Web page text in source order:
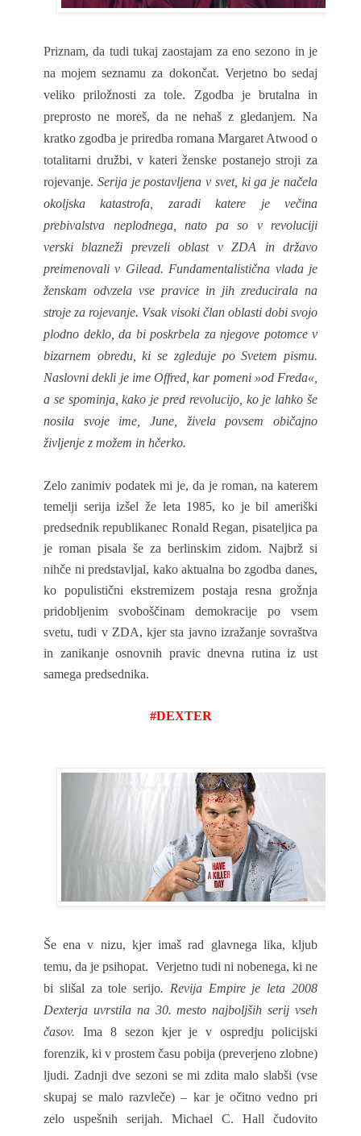
Priznam, da tudi tukaj zaostajam za eno sezono in je
na mojem seznamu za dokončat. Verjetno bo sedaj
veliko priložnosti za tole. Zgodba je brutalna in
preprosto ne moreš, da ne nehaš z gledanjem. Na
kratko zgodba je priredba romana Margaret Atwood o
totalitarni družbi, v kateri ženske postanejo stroji za
rojevanje. Serija je postavljena v svet, ki ga je načela
okoljska katastrofa, zaradi katere je večina
prebivalstva neplodnega, nato pa so v revoluciji
verski blazneži prevzeli oblast v ZDA in državo
preimenovali v Gilead. Fundamentalistična vlada je
ženskam odvzela vse pravice in jih zreducirala na
stroje za rojevanje. Vsak visoki član oblasti dobi svojo
plodno deklo, da bi poskrbela za njegove potomce v
bizarnem obredu, ki se zgleduje po Svetem pismu.
Naslovni dekli je ime Offred, kar pomeni »od Freda«,
a se spominja, kako je pred revolucijo, ko je lahko še
nosila svoje ime, June, živela povsem običajno
življenje z možem in hčerko.
Zelo zanimiv podatek mi je, da je roman, na katerem
temelji serija izšel že leta 1985, ko je bil ameriški
predsednik republikanec Ronald Regan, pisateljica pa
je roman pisala še za berlinskim zidom. Najbrž si
nihče ni predstavljal, kako aktualna bo zgodba danes,
ko populistični ekstremizem postaja resna grožnja
pridobljenim svoboščinam demokracije po vsem
svetu, tudi v ZDA, kjer sta javno izražanje sovraštva
in zanikanje osnovnih pravic dnevna rutina iz ust
samega predsednika.
#DEXTER
Še ena v nizu, kjer imaš rad glavnega lika, kljub
temu, da je psihopat. Verjetno tudi ni nobenega, ki ne
bi slišal za tole serijo. Revija Empire je leta 2008
Dexterja uvrstila na 30. mesto najboljših serij vseh
časov. Ima 8 sezon kjer je v ospredju policijski
forenzik, ki v prostem času pobija (preverjeno zlobne)
ljudi. Zadnji dve sezoni se mi zdita malo slabši (vse
skupaj se malo razvleče) – kar je očitno vedno pri
zelo uspešnih serijah. Michael C. Hall čudovito